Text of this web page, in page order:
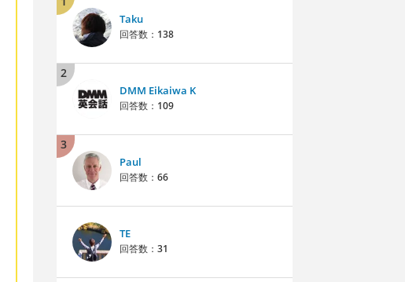
Taku
回答数： 138
2
DMM Eikaiwa K
回答数： 109
3
Paul
回答数： 66
TE
回答数： 31